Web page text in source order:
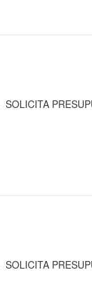
SOLICITA
SOLICITA